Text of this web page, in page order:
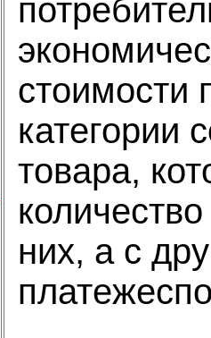
стоимости
категории
товара,
них, а с